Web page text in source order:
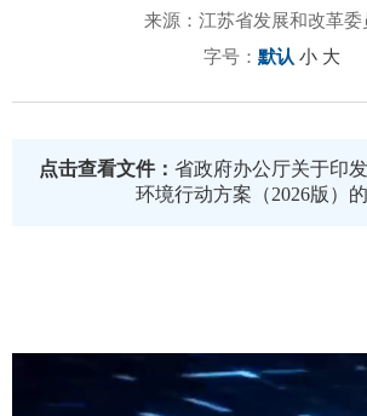
来源：江苏省发展和改革委
字号： 默认 小 大
点击查看文件： 省政府办公厅关于印
环境行动方案（2026版）